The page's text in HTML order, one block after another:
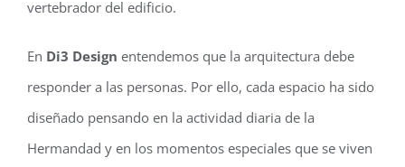
vertebrador del edificio.
En Di3 Design entendemos que la arquitectura debe
responder a las personas. Por ello, cada espacio ha sido
diseñado pensando en la actividad diaria de la
Hermandad y en los momentos especiales que se viven